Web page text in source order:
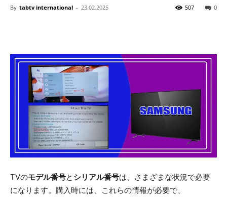
By tabtv international - 23.02.2025 0
507
TVのモデル番号と シリアル番号は、さまざまな状況で必要
になります。購入時には、これらの情報が必要で、